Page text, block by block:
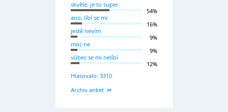
skvěle, je to super
54%
ano, líbí se mi
16%
jestě nevím
9%
moc ne
9%
vůbec se mi nelíbí
12%
Hlasovalo: 3310
Archiv anket